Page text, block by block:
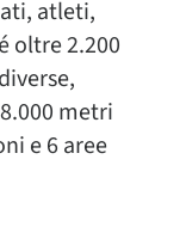
atleti,
oltre 2.200
metri
e 6 aree